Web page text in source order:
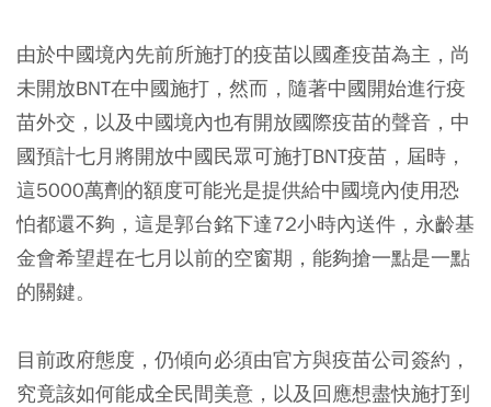
由於中國境內先前所施打的疫苗以國產疫苗為主，尚
未開放BNT在中國施打，然而，隨著中國開始進行疫
苗外交，以及中國境內也有開放國際疫苗的聲音，中
國預計七月將開放中國民眾可施打BNT疫苗，屆時，
這5000萬劑的額度可能光是提供給中國境內使用恐
怕都還不夠，這是郭台銘下達72小時內送件，永齡基
金會希望趕在七月以前的空窗期，能夠搶一點是一點
的關鍵。
目前政府態度，仍傾向必須由官方與疫苗公司簽約，
究竟該如何能成全民間美意，以及回應想盡快施打到